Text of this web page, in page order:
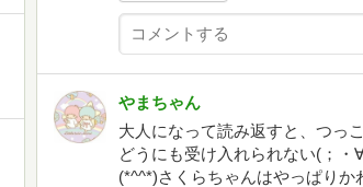
やまちゃん
大人になって読み返すと、つっ
どうにも受け入れられない(；・
(*^^*)さくらちゃんはやっぱりか